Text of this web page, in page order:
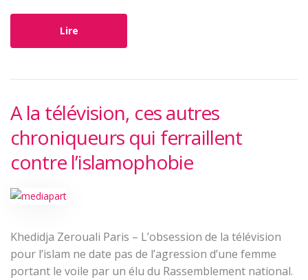
Lire
A la télévision, ces autres
chroniqueurs qui ferraillent
contre l’islamophobie
Khedidja Zerouali Paris – L’obsession de la télévision
pour l’islam ne date pas de l’agression d’une femme
portant le voile par un élu du Rassemblement national.